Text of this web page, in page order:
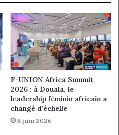
F-UNION Africa Summit
2026 : à Douala, le
leadership féminin africain a
changé d’échelle
8 juin 2026